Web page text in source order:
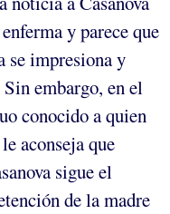
y parece que
se impresiona y
embargo, en el
conocido a quien
aconseja que
sigue el
de la madre